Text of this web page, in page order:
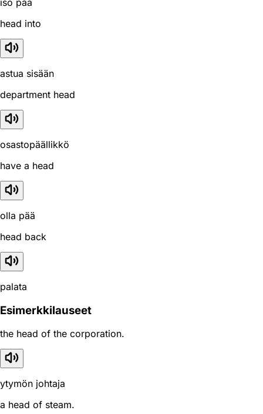
head into
astua sisään
department head
osastopäällikkö
have a head
olla pää
head back
palata
Esimerkkilauseet
the head of the corporation.
ytymön johtaja
a head of steam.